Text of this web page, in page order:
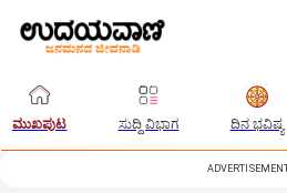
ಮುಖಪುಟ ಸುದ್ದಿ ವಿಭಾಗ ದಿನ ಭವಿಷ್ಯ